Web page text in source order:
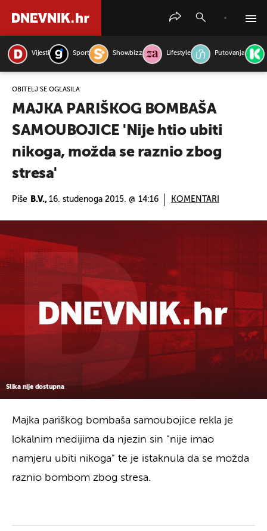
Vijesti Sport Showbizz Lifestyle Putovanja
OBITELJ SE OGLASILA
MAJKA PARIŠKOG BOMBAŠA
SAMOUBOJICE 'Nije htio ubiti
nikoga, možda se raznio zbog
stresa'
Piše B.V., 16. studenoga 2015. @ 14:16 KOMENTARI
Slika nije dostupna
Majka pariškog bombaša samoubojice rekla je
lokalnim medijima da njezin sin "nije imao
namjeru ubiti nikoga" te je istaknula da se možda
raznio bombom zbog stresa.
PRETRAŽITE VIJESTI